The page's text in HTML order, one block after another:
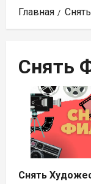
Главная
Снять
Снять